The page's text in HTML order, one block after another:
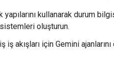
yapılarını kullanarak durum
oluşturun.
iş akışları için Gemini